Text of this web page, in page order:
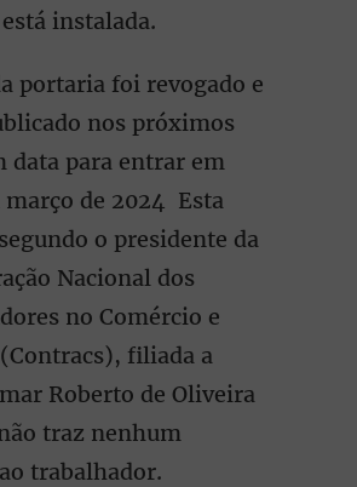
instalada.
portaria foi revogado e
nos próximos
data para entrar em
de 2024 Esta
o presidente da
Nacional dos
no Comércio e
filiada a
Roberto de Oliveira
traz nenhum
trabalhador.